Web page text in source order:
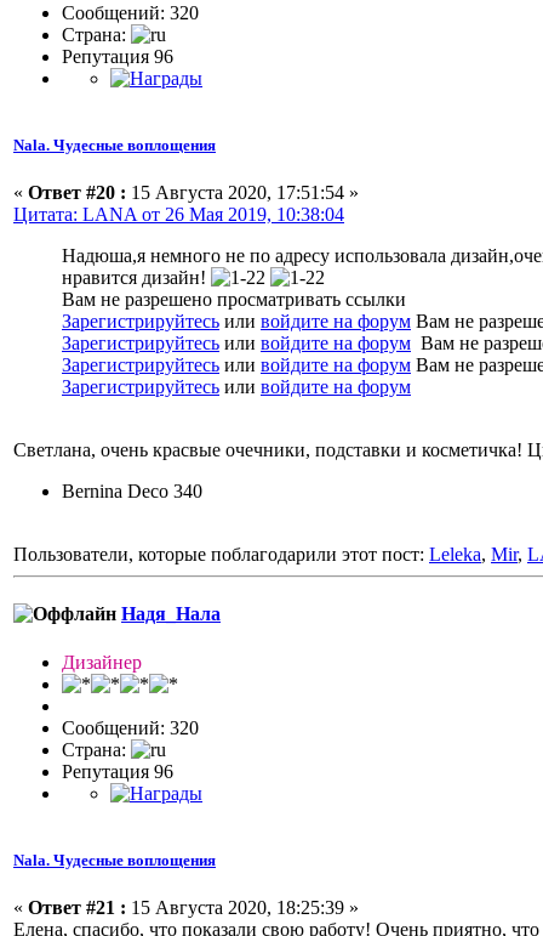
Сообщений: 320
Страна:
Репутация 96
Nala. Чудесные воплощения
« Ответ #20 : 15 Августа 2020, 17:51:54 »
Цитата: LANA от 26 Мая 2019, 10:38:04
Надюша,я немного не по адресу использовала
нравится дизайн!
Вам не разрешено просматривать ссылки
Зарегистрируйтесь или войдите на форум Вам не
Зарегистрируйтесь или войдите на форум Вам не
Зарегистрируйтесь или войдите на форум Вам не
Зарегистрируйтесь или войдите на форум
Светлана, очень красвые очечники, подставки и
Bernina Deco 340
Пользователи, которые поблагодарили этот пост: Leleka, Mir,
Надя_Нала
Дизайнер
Сообщений: 320
Страна:
Репутация 96
Nala. Чудесные воплощения
« Ответ #21 : 15 Августа 2020, 18:25:39 »
Елена, спасибо, что показали свою работу! Очень приятно,